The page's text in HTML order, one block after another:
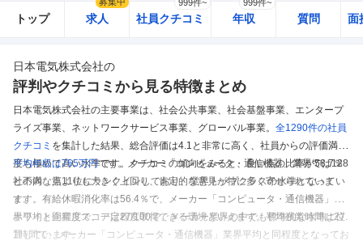
トップ 求人 社員クチコミ
999件~
年収
999件~
質問 面
日本電気株式会社の
評判やクチコミから見る特徴まとめ
日本電気株式会社の主要事業は、社会公共事業、社会基盤事業、エンタープ
ライズ事業、ネットワークサービス事業、グローバル事業。 全1290件の社員
クチコミ を集計した結果、 総合評価は4.1と非常に高く、社員からの評価満足
度も極めて高い水準です。クチコミの傾向をみると、良い点の比率が58.7％
と不満な点よりも大きく上回り、肯定的な意見が特に多く寄せられていま
す。
平均年収は765万円です。 メーカー「コンピュータ・通信機器」業界では128
社の内、第11位にランクインしており、業界トップクラスの水準となってい
ます。 有給休暇消化率は56.4％で、メーカー「コンピュータ・通信機器」業
界平均と同程度で、一定程度取得できる環境といえます。平均残業時間は27.
1時間で、メーカー「コンピュータ・通信機器」業界平均と同程度となってお
ホワイト企業度スコアは27/100で、メーカー業界の中でも標準的な水準に位
置しています。